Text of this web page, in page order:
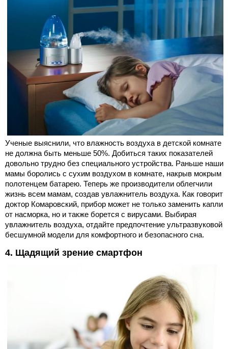
Ученые выяснили, что влажность воздуха в детской комнате
не должна быть меньше 50%. Добиться таких показателей
довольно трудно без специального устройства. Раньше наши
мамы боролись с сухим воздухом в комнате, накрыв мокрым
полотенцем батарею. Теперь же производители облегчили
жизнь всем мамам, создав увлажнитель воздуха. Как говорит
доктор Комаровский, прибор может не только заменить капли
от насморка, но и также борется с вирусами. Выбирая
увлажнитель воздуха, отдайте предпочтение ультразвуковой
бесшумной модели для комфортного и безопасного сна.
4. Щадящий зрение смартфон